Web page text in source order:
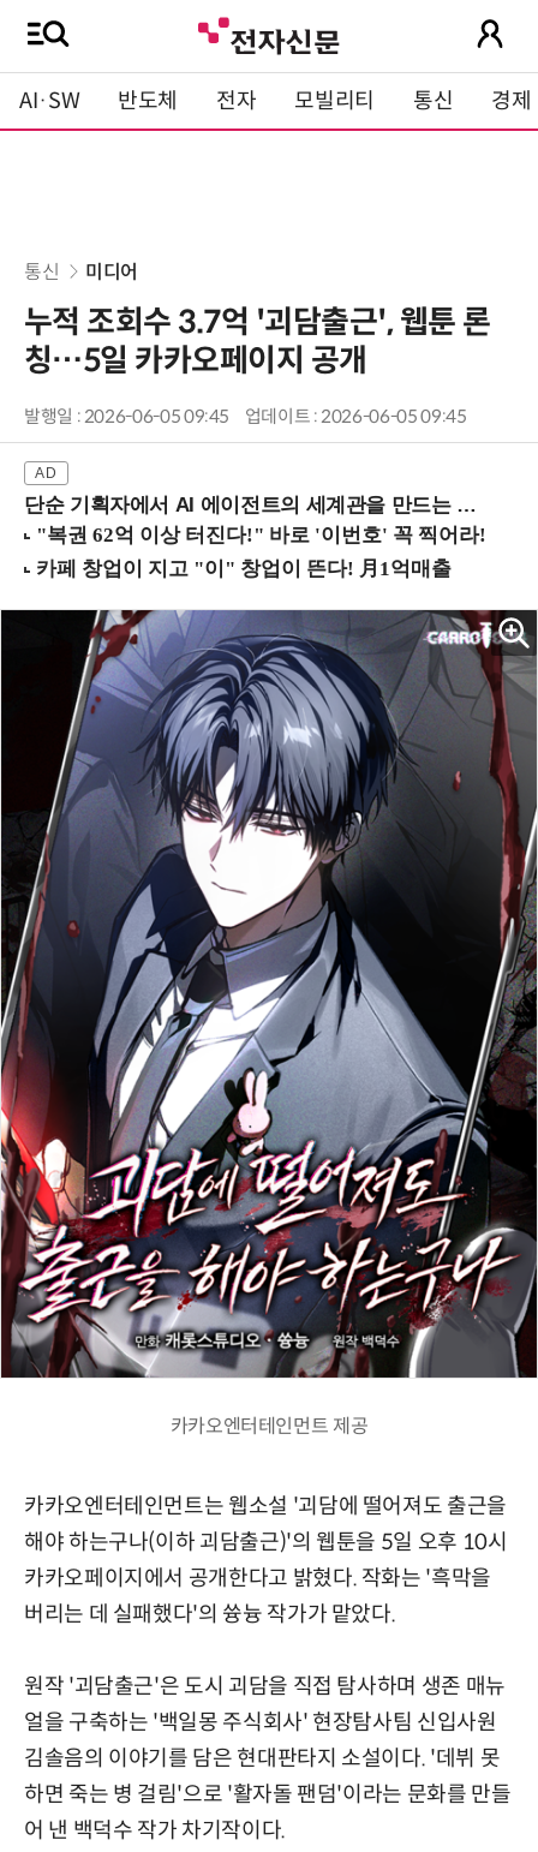
AI·SW 반도체 전자 모빌리티 통신 경제
통신 미디어
누적 조회수 3.7억 '괴담출근', 웹툰 론
칭…5일 카카오페이지 공개
발행일 : 2026-06-05 09:45 업데이트 : 2026-06-05 09:45
단순 기획자에서 AI 에이전트의 세계관을 만드는 지식 설계자로.. (8/20 강남역)
카카오엔터테인먼트 제공
카카오엔터테인먼트는 웹소설 '괴담에 떨어져도 출근을
해야 하는구나(이하 괴담출근)'의 웹툰을 5일 오후 10시
카카오페이지에서 공개한다고 밝혔다. 작화는 '흑막을
버리는 데 실패했다'의 쓩늉 작가가 맡았다.
원작 '괴담출근'은 도시 괴담을 직접 탐사하며 생존 매뉴
얼을 구축하는 '백일몽 주식회사' 현장탐사팀 신입사원
김솔음의 이야기를 담은 현대판타지 소설이다. '데뷔 못
하면 죽는 병 걸림'으로 '활자돌 팬덤'이라는 문화를 만들
어 낸 백덕수 작가 차기작이다.